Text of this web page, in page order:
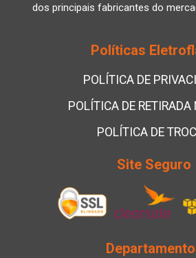
dos principais fabricantes do
Políticas
POLÍTICA DE
POLÍTICA DE
POLÍTICA DE
Site Seguro